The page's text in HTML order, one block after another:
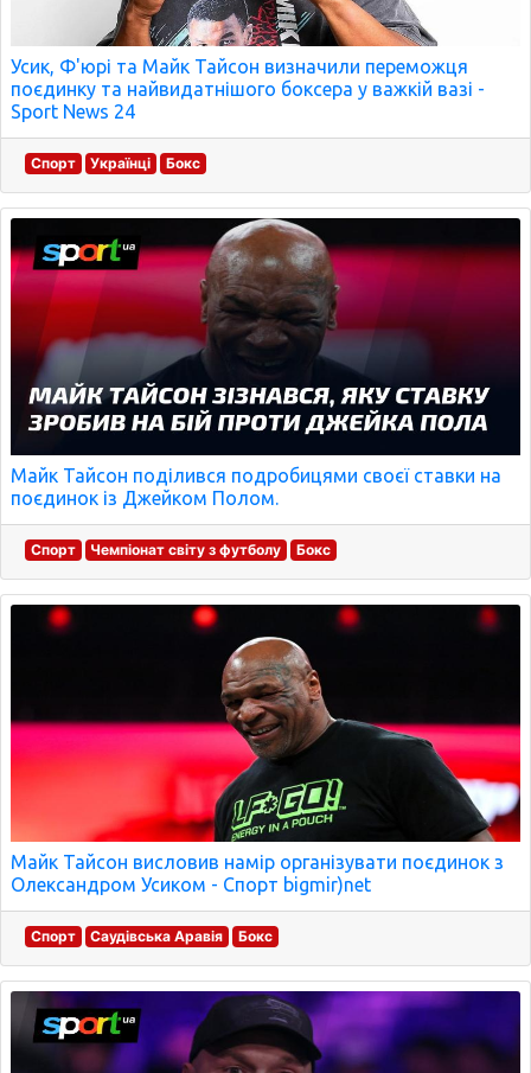
Усик, Ф'юрі та Майк Тайсон визначили переможця
поєдинку та найвидатнішого боксера у важкій вазі -
Sport News 24
Спорт Українці Бокс
Майк Тайсон поділився подробицями своєї ставки на
поєдинок із Джейком Полом.
Спорт Чемпіонат світу з футболу Бокс
Майк Тайсон висловив намір організувати поєдинок з
Олександром Усиком - Спорт bigmir)net
Спорт Саудівська Аравія Бокс